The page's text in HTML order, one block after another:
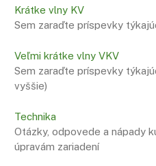
Krátke vlny KV
Sem zaraďte príspevky
Veľmi krátke vlny VKV
Sem zaraďte príspevky
vyššie)
Technika
Otázky, odpovede a nápady
úpravám zariadení